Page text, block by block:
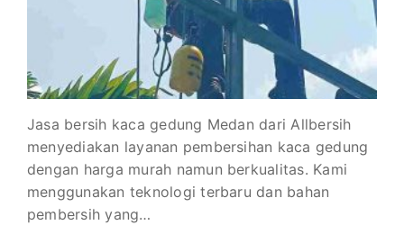
Jasa bersih kaca gedung Medan dari Allbersih
menyediakan layanan pembersihan kaca gedung
dengan harga murah namun berkualitas. Kami
menggunakan teknologi terbaru dan bahan
pembersih yang…